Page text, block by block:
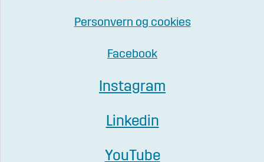
Personvern og cookies
Facebook
Instagram
Linkedin
YouTube